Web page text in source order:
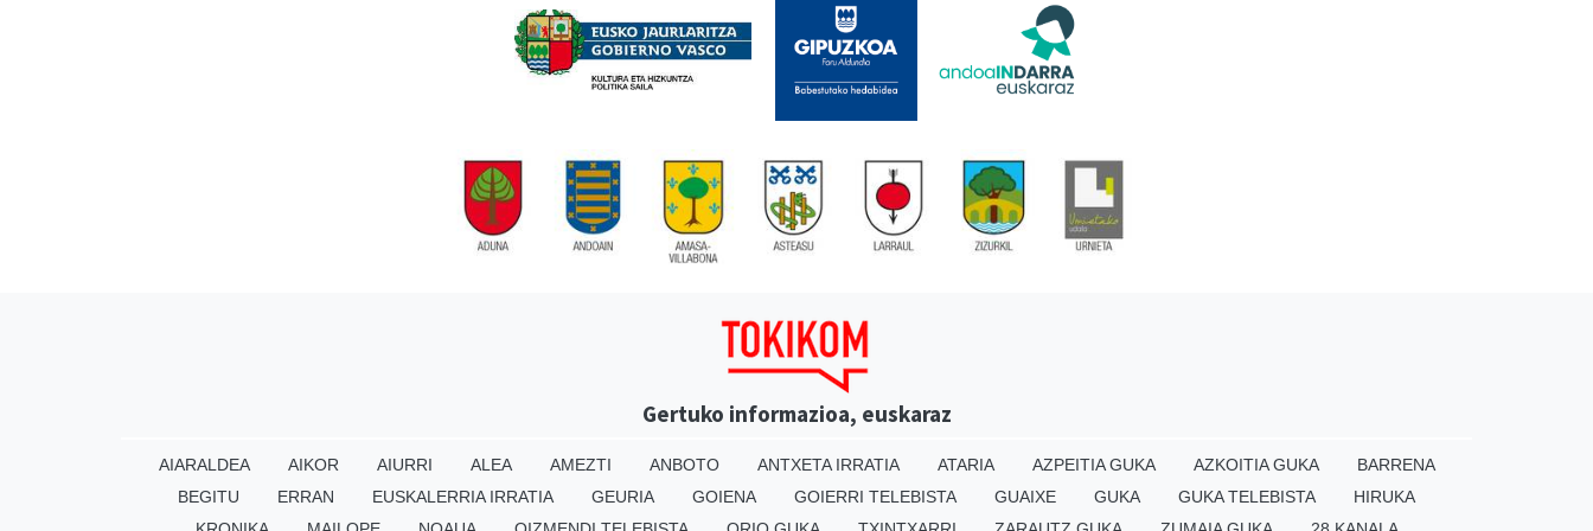
Gertuko informazioa, euskaraz
AIARALDEA AIKOR AIURRI ALEA AMEZTI ANBOTO ANTXETA IRRATIA ATARIA AZPEITIA GUKA AZKOITIA GUKA
BARRENA
BEGITU
ERRAN EUSKALERRIA IRRATIA GEURIA GOIENA GOIERRI TELEBISTA GUAIXE GUKA GUKA TELEBISTA
HIRUKA